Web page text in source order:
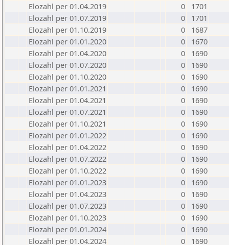
Elozahl per 01.04.2019
0
1701
Elozahl per 01.07.2019
0
1701
Elozahl per 01.10.2019
0
1687
Elozahl per 01.01.2020
0
1670
Elozahl per 01.04.2020
0
1690
Elozahl per 01.07.2020
0
1690
Elozahl per 01.10.2020
0
1690
Elozahl per 01.01.2021
0
1690
Elozahl per 01.04.2021
0
1690
Elozahl per 01.07.2021
0
1690
Elozahl per 01.10.2021
0
1690
Elozahl per 01.01.2022
0
1690
Elozahl per 01.04.2022
0
1690
Elozahl per 01.07.2022
0
1690
Elozahl per 01.10.2022
0
1690
Elozahl per 01.01.2023
0
1690
Elozahl per 01.04.2023
0
1690
Elozahl per 01.07.2023
0
1690
Elozahl per 01.10.2023
0
1690
Elozahl per 01.01.2024
0
1690
Elozahl per 01.04.2024
0
1690